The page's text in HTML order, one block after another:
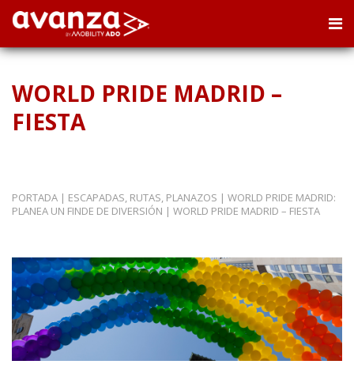
WORLD PRIDE MADRID –
FIESTA
PORTADA | ESCAPADAS, RUTAS, PLANAZOS | WORLD PRIDE MADRID:
PLANEA UN FINDE DE DIVERSIÓN | WORLD PRIDE MADRID – FIESTA